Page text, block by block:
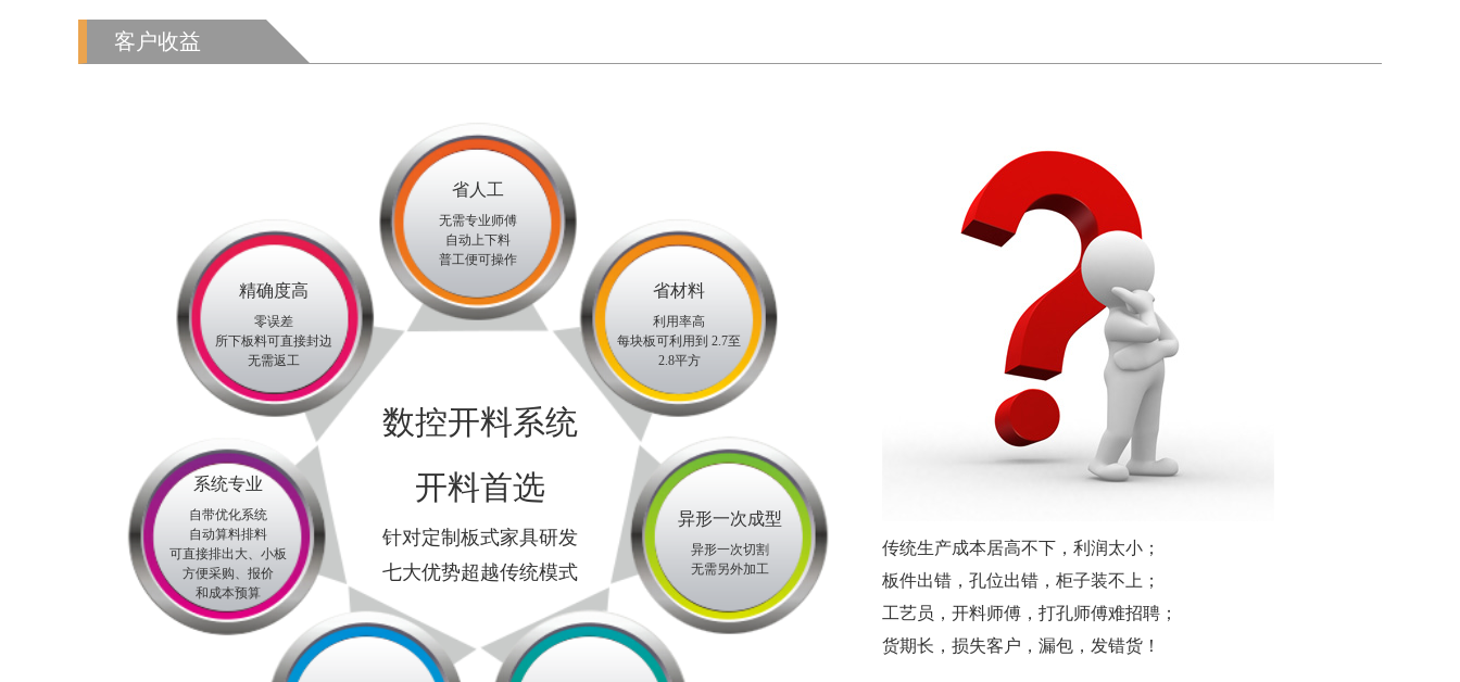
客户收益
数控开料系统
开料首选
针对定制板式家具研发
七大优势超越传统模式
精确度高
零误差
所下板料可直接封边
无需返工
系统专业
自带优化系统
自动算料排料
可直接排出大、小板
方便采购、报价
和成本预算
异形一次成型
异形一次切割
无需另外加工
省材料
利用率高
每块板可利用到 2.7至
2.8平方
省人工
无需专业师傅
自动上下料
普工便可操作
传统生产成本居高不下，利润太小；
板件出错，孔位出错，柜子装不上；
工艺员，开料师傅，打孔师傅难招聘；
货期长，损失客户，漏包，发错货！